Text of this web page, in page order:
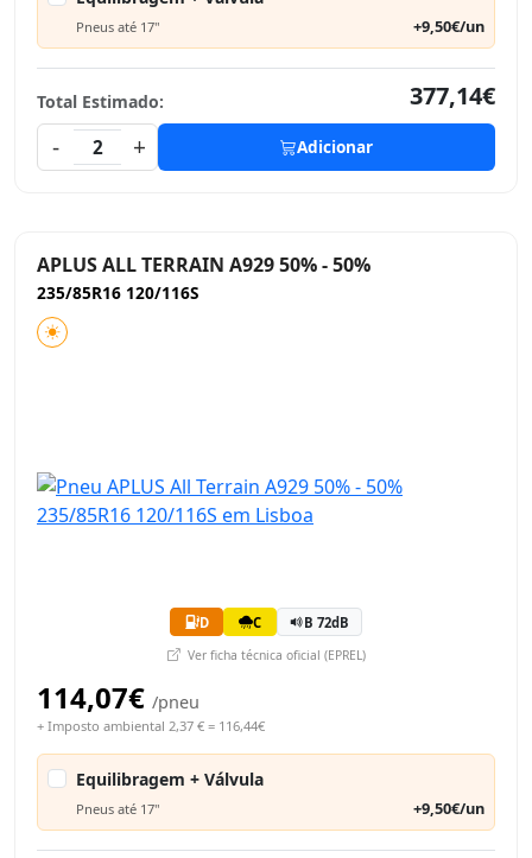
Pneus até 17" +9,50€/un
Total Estimado:
377,14€
-
2 + Adicionar
APLUS ALL TERRAIN A929 50% - 50%
235/85R16 120/116S
D C B 72dB
Ver ficha técnica oficial (EPREL)
114,07€ /pneu
+ Imposto ambiental 2,37 € = 116,44€
Equilibragem + Válvula
Pneus até 17" +9,50€/un